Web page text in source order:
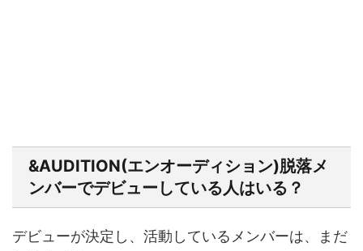
&AUDITION(エンオーディション)脱落メ
ンバーでデビューしている人はいる？
デビューが決定し、活動しているメンバーは、まだ